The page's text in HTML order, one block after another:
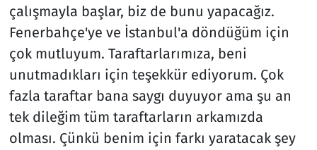
çalışmayla başlar, biz de bunu yapacağız.
Fenerbahçe'ye ve İstanbul'a döndüğüm için
çok mutluyum. Taraftarlarımıza, beni
unutmadıkları için teşekkür ediyorum. Çok
fazla taraftar bana saygı duyuyor ama şu an
tek dileğim tüm taraftarların arkamızda
olması. Çünkü benim için farkı yaratacak şey